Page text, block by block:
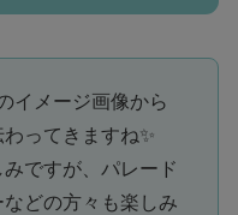
イメージ画像から
ってきますね✨
ですが、パレード
どの方々も楽しみ